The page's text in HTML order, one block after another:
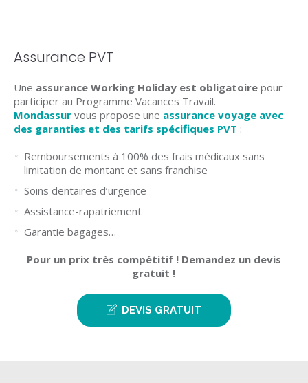
Assurance PVT
Une assurance Working Holiday est obligatoirepour
participer au Programme Vacances Travail.
Mondassur vous propose une assurance voyage avec
des garanties et des tarifs spécifiques PVT :
Remboursements à 100% des frais médicaux sans
limitation de montant et sans franchise
Soins dentaires d’urgence
Assistance-rapatriement
Garantie bagages…
Pour un prix très compétitif ! Demandez un devis
gratuit !
DEVIS GRATUIT